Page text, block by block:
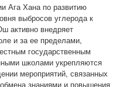
Ага Хана по развитию
выбросов углерода к
активно внедряет
и за ее пределами,
государственным
школами укрепляются
мероприятий, связанных
знаниями и повышения